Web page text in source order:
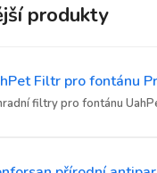
produkty
Filtr pro fontánu
filtry pro fontánu